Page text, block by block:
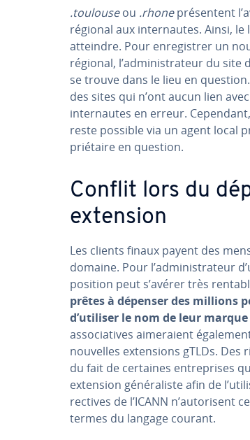
.toulouseou .rhonepré­sen­tent
régional aux in­ter­nautes. Ainsi,
atteindre. Pour en­re­gis­trer un
régional, l’ad­mi­nis­tra­teur du site
se trouve dans le lieu en
des sites qui n’ont aucun lien
in­ter­nautes en erreur.
reste possible via un agent local
prié­taire en question.
Conflit lors du
extension
Les clients finaux payent des
domaine. Pour l’ad­mi­nis­tra­teur
po­si­tion peut s’avérer très
prêtes à dépenser des millions
d’utiliser le nom de leur marque
as­so­cia­tives ai­me­raient
nouvelles ex­ten­sions gTLDs.
du fait de certaines en­tre­prises
extension gé­né­ra­liste afin de
rec­tives de l’ICANN n’au­to­ri­sent
termes du langage courant.